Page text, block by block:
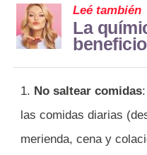
Leé también
La
1. No saltear comidas
las comidas diarias
merienda, cena y